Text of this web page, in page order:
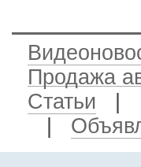
Продажа
Статьи